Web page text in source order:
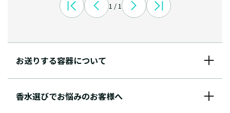
1 / 1
お送りする容器について
香水選びでお悩みのお客様へ